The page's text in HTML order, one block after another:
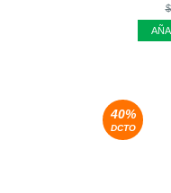
40%
DCTO